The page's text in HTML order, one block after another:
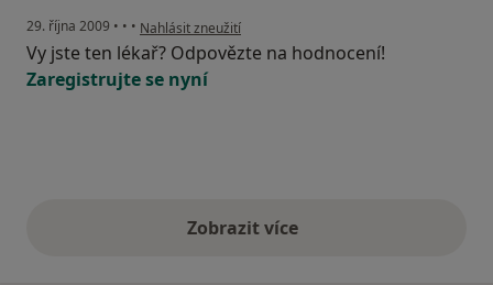
29. října 2009 • • • podle názoru uživatele Váš účet byl odstraněn
Nahlásit zneužití
Vy jste ten lékař? Odpovězte na hodnocení!
Zaregistrujte se nyní
Zobrazit vícevýše uvedené názory